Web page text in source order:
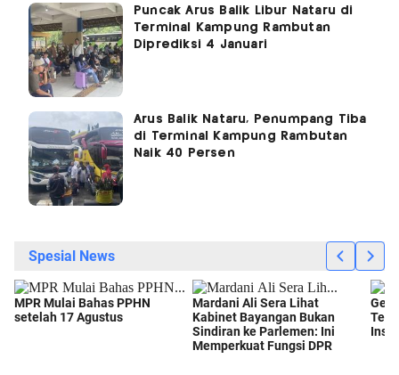
Puncak Arus Balik Libur Nataru di
Terminal Kampung Rambutan
Diprediksi 4 Januari
Arus Balik Nataru, Penumpang Tiba
di Terminal Kampung Rambutan
Naik 40 Persen